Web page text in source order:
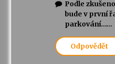
Podle
bude v první
parkování……
Odpovědět